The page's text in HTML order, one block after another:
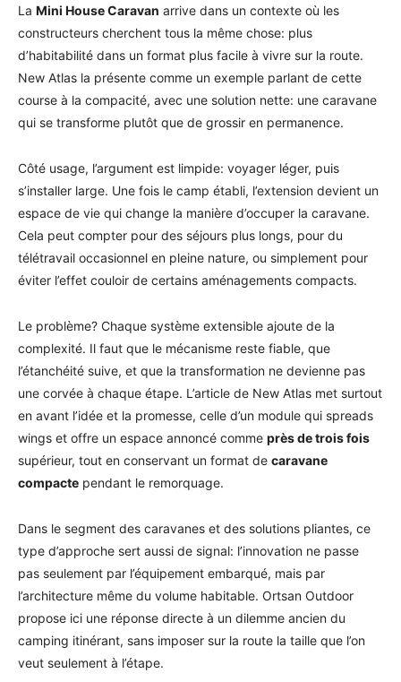
La Mini House Caravan arrive dans un contexte où les
constructeurs cherchent tous la même chose: plus
d’habitabilité dans un format plus facile à vivre sur la route.
New Atlas la présente comme un exemple parlant de cette
course à la compacité, avec une solution nette: une caravane
qui se transforme plutôt que de grossir en permanence.
Côté usage, l’argument est limpide: voyager léger, puis
s’installer large. Une fois le camp établi, l’extension devient un
espace de vie qui change la manière d’occuper la caravane.
Cela peut compter pour des séjours plus longs, pour du
télétravail occasionnel en pleine nature, ou simplement pour
éviter l’effet couloir de certains aménagements compacts.
Le problème? Chaque système extensible ajoute de la
complexité. Il faut que le mécanisme reste fiable, que
l’étanchéité suive, et que la transformation ne devienne pas
une corvée à chaque étape. L’article de New Atlas met surtout
en avant l’idée et la promesse, celle d’un module qui spreads
wings et offre un espace annoncé comme près de trois fois
supérieur, tout en conservant un format de caravane
compacte pendant le remorquage.
Dans le segment des caravanes et des solutions pliantes, ce
type d’approche sert aussi de signal: l’innovation ne passe
pas seulement par l’équipement embarqué, mais par
l’architecture même du volume habitable. Ortsan Outdoor
propose ici une réponse directe à un dilemme ancien du
camping itinérant, sans imposer sur la route la taille que l’on
veut seulement à l’étape.